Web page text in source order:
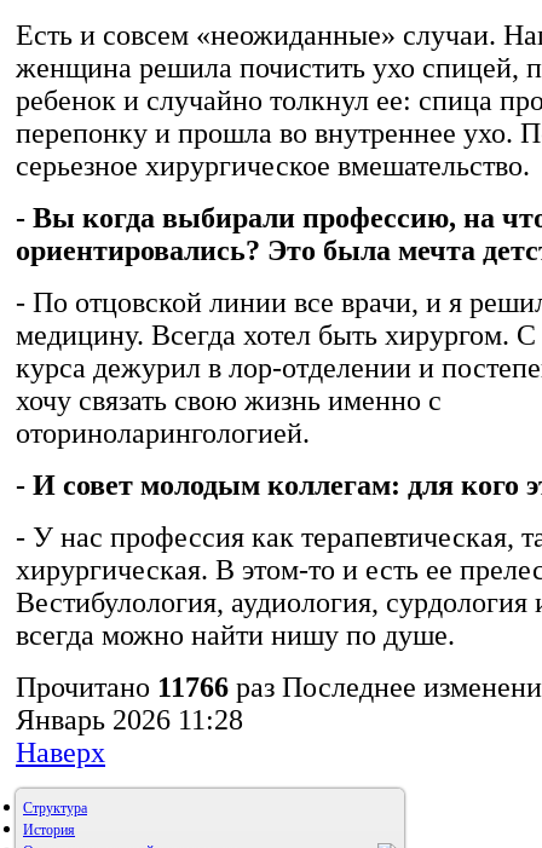
Есть и совсем «неожиданные» случаи.
женщина решила почистить ухо спицей,
ребенок и случайно толкнул ее: спица
перепонку и прошла во внутреннее ухо.
серьезное хирургическое вмешательство.
- Вы когда выбирали профессию, на
ориентировались? Это была мечта
- По отцовской линии все врачи, и я
медицину. Всегда хотел быть хирургом. С
курса дежурил в лор-отделении и
хочу связать свою жизнь именно с
оториноларингологией.
- И совет молодым коллегам: для кого
- У нас профессия как терапевтическая,
хирургическая. В этом-то и есть ее
Вестибулология, аудиология, сурдология
всегда можно найти нишу по душе.
Прочитано 11766 раз Последнее
Январь 2026 11:28
Наверх
Структура
История